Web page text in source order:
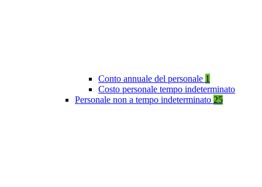
Conto annuale del personale 1
Costo personale tempo indeterminato
Personale non a tempo indeterminato 25